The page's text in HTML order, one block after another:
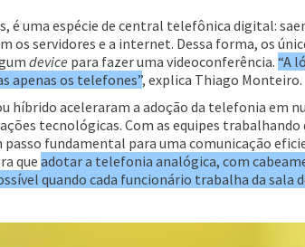
é uma espécie de central telefônica digital:
os servidores e a internet. Dessa forma, os
device para fazer uma videoconferência. “A
apenas os telefones”, explica Thiago Monteiro.
híbrido aceleraram a adoção da telefonia em
tecnológicas. Com as equipes trabalhando
fundamental para uma comunicação
que adotar a telefonia analógica, com
quando cada funcionário trabalha da sala